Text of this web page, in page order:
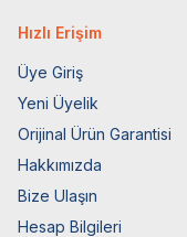
Hızlı Erişim
Üye Giriş
Yeni Üyelik
Orijinal Ürün Garantisi
Hakkımızda
Bize Ulaşın
Hesap Bilgileri